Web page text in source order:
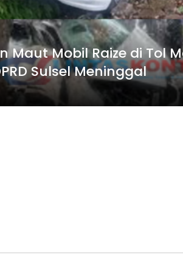
Maut Mobil Raize di Tol
Sulsel Meninggal